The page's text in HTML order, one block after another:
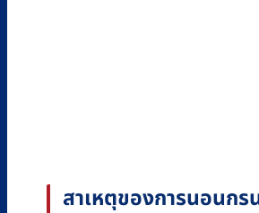
สาเหตุของการนอนกร